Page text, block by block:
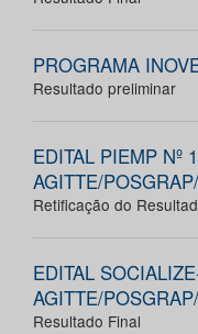
PROGRAMA
Resultado preliminar
EDITAL PIEMP Nº
AGITTE/
Retificação do
EDITAL
AGITTE/
Resultado Final